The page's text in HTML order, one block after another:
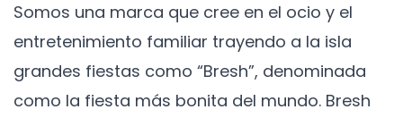
Somos una marca que cree en el ocio y el
entretenimiento familiar trayendo a la isla
grandes fiestas como “Bresh”, denominada
como la fiesta más bonita del mundo. Bresh